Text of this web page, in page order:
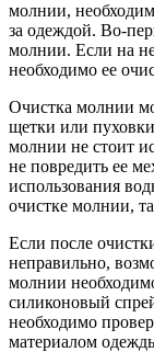
молнии,
за одеждой. Во-
молнии. Если на
необходимо ее
Очистка молнии
щетки или
молнии не стоит
не повредить ее
использования
очистке молнии,
Если после
неправильно,
молнии
силиконовый
необходимо
материалом